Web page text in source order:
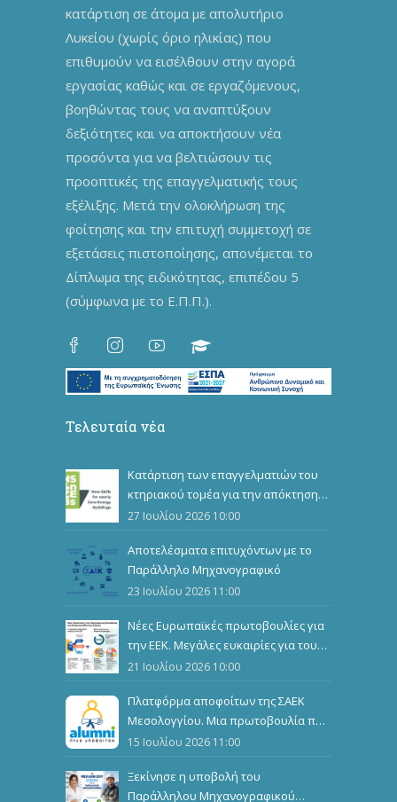
κατάρτιση σε άτομα με απολυτήριο
Λυκείου (χωρίς όριο ηλικίας) που
επιθυμούν να εισέλθουν στην αγορά
εργασίας καθώς και σε εργαζόμενους,
βοηθώντας τους να αναπτύξουν
δεξιότητες και να αποκτήσουν νέα
προσόντα για να βελτιώσουν τις
προοπτικές της επαγγελματικής τους
εξέλιξης. Μετά την ολοκλήρωση της
φοίτησης και την επιτυχή συμμετοχή σε
εξετάσεις πιστοποίησης, απονέμεται το
Δίπλωμα της ειδικότητας, επιπέδου 5
(σύμφωνα με το Ε.Π.Π.).
Τελευταία νέα
Κατάρτιση των επαγγελματιών του
κτηριακού τομέα για την απόκτηση
επιπλέον επαγγελματικών
27 Ιουλίου 2026 10:00
Αποτελέσματα επιτυχόντων με το
Παράλληλο Μηχανογραφικό
23 Ιουλίου 2026 11:00
Νέες Ευρωπαϊκές πρωτοβουλίες για
την ΕΕΚ. Μεγάλες ευκαιρίες για τους
καταρτιζόμενους
21 Ιουλίου 2026 10:00
Πλατφόρμα αποφοίτων της ΣΑΕΚ
Μεσολογγίου. Μια πρωτοβουλία που
ενώνει, αναδεικνύει και εμπνέει
15 Ιουλίου 2026 11:00
Ξεκίνησε η υποβολή του
Παράλληλου Μηχανογραφικού